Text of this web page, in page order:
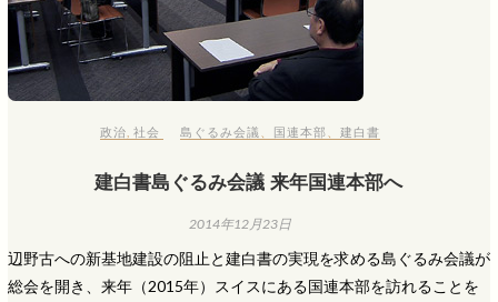
政治 ,社会 島ぐるみ会議 国連本部 、建白書
建白書島ぐるみ会議 来年国連本部へ
2014年12月23日
辺野古への新基地建設の阻止と建白書の実現を求める島ぐるみ会議が
総会を開き、来年（2015年）スイスにある国連本部を訪れることを